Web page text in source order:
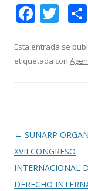
F
e
b
k
T
itt
er
Esta entrada se
etiquetada con
Navegación
de
entradas
← SUNARP
XVII CONGRESO
INTERNACIONAL
DERECHO